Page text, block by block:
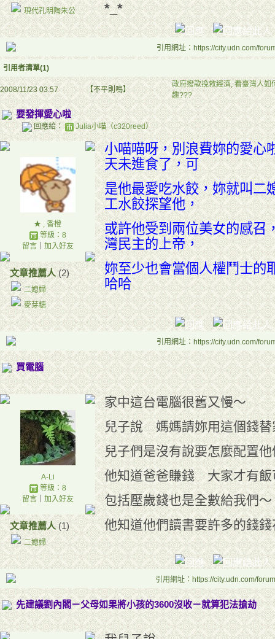
現代孔明陶朱公
*_*
引用網址：https://city.udn.com/
引用者清單(1)
2008/11/23 03:57 【不平則鳴】
政府撥款挽救經濟, 看臺灣人
趣???
要發揮愛心啦
回應給： Julia小喵（c320reed）
★ , 香橙
等級：8
留言｜ 加入好友
文章推薦人(2)
二媳婦
麥芽糖
小喵喵呀，別浪費妳的愛心
天未進食了，可
是他最愛吃水餃，妳就叫二
工水餃探望他，
或許他受到兩位美女的感召
灣民主的上帝，
妳至少也會當個人權鬥士的
哈哈
引用網址：https://city.udn.com/
買電腦
A-Li
等級：8
留言｜ 加入好友
文章推薦人(1)
二媳婦
家中這台電腦很舊又慢～
兒子說 媽媽請妳用這個錢替
兒子們是沒有說要怎麼配置
他知道爸爸賺錢 大家才有飯
包括壓歲錢也是全數給我們～
他知道他們讀書要許多的錢
引用網址：https://city.udn.com/
先建議劉內閣－父母如果將小孩的3600沒收－就算犯法搶劫